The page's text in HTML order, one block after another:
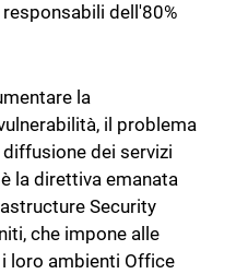
dell'80%
la
il problema
dei servizi
la direttiva emanata
Security
che impone alle
loro ambienti Office